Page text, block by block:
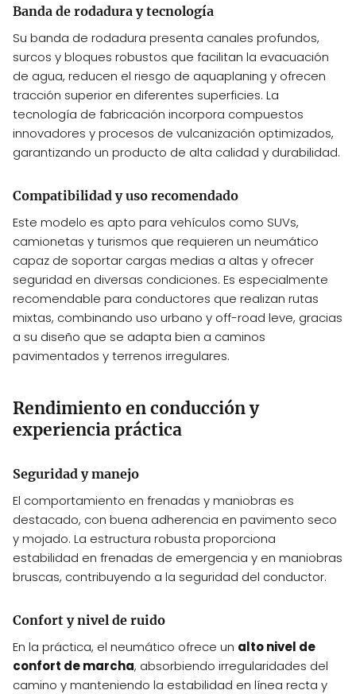
Banda de rodadura y tecnología
Su banda de rodadura presenta canales profundos,
surcos y bloques robustos que facilitan la evacuación
de agua, reducen el riesgo de aquaplaning y ofrecen
tracción superior en diferentes superficies. La
tecnología de fabricación incorpora compuestos
innovadores y procesos de vulcanización optimizados,
garantizando un producto de alta calidad y durabilidad.
Compatibilidad y uso recomendado
Este modelo es apto para vehículos como SUVs,
camionetas y turismos que requieren un neumático
capaz de soportar cargas medias a altas y ofrecer
seguridad en diversas condiciones. Es especialmente
recomendable para conductores que realizan rutas
mixtas, combinando uso urbano y off-road leve, gracias
a su diseño que se adapta bien a caminos
pavimentados y terrenos irregulares.
Rendimiento en conducción y
experiencia práctica
Seguridad y manejo
El comportamiento en frenadas y maniobras es
destacado, con buena adherencia en pavimento seco
y mojado. La estructura robusta proporciona
estabilidad en frenadas de emergencia y en maniobras
bruscas, contribuyendo a la seguridad del conductor.
Confort y nivel de ruido
En la práctica, el neumático ofrece un alto nivel de
confort de marcha, absorbiendo irregularidades del
camino y manteniendo la estabilidad en línea recta y